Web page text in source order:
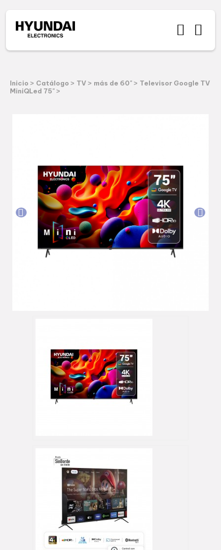
Inicio > Catálogo > TV > más de 60" > Televisor Google TV
MiniQLed 75" >